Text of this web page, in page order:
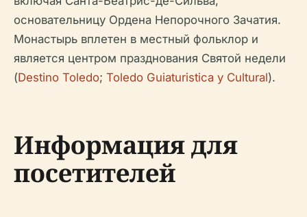
основательницу Ордена Непорочного Зачатия.
Монастырь вплетен в местный фольклор и
является центром празднования Святой недели
(Destino Toledo; Toledo Guiaturistica y Cultural).
Информация для
посетителей